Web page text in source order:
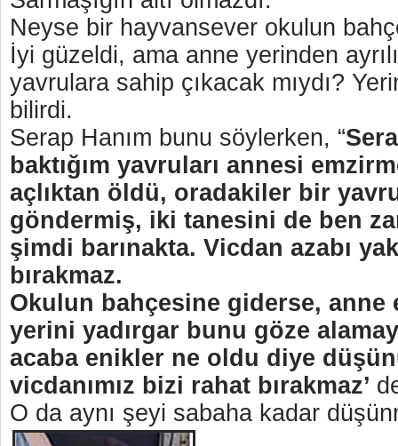
Neyse bir hayvansever okulun
İyi güzeldi, ama anne yerinden
yavrulara sahip çıkacak mıydı?
bilirdi.
Serap Hanım bunu söylerken, “
baktığım yavruları annesi
açlıktan öldü, oradakiler bir
göndermiş, iki tanesini de ben
şimdi barınakta. Vicdan azabı
bırakmaz.
Okulun bahçesine giderse, anne
yerini yadırgar bunu göze
acaba enikler ne oldu diye
vicdanımız bizi rahat bırakmaz’
O da aynı şeyi sabaha kadar